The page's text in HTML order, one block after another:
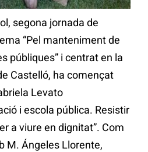
segona jornada de
“Pel manteniment de
públiques” i centrat en la
Castelló, ha començat
Levato
i escola pública. Resistir
a viure en dignitat”. Com
M. Ángeles Llorente,